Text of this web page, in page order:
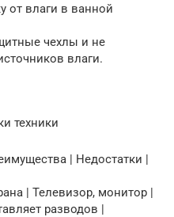
от влаги в ванной
чехлы и не
влаги.
техники
| Недостатки |
| Телевизор, монитор |
разводов |